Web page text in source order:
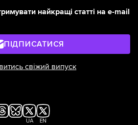
найкращі статті на e-mail
ПІДПИСАТИСЯ
свіжий випуск
UA EN